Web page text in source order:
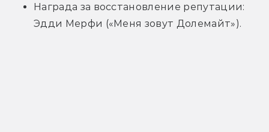
Награда за восстановление репутации:
Эдди Мерфи («Меня зовут Долемайт»).